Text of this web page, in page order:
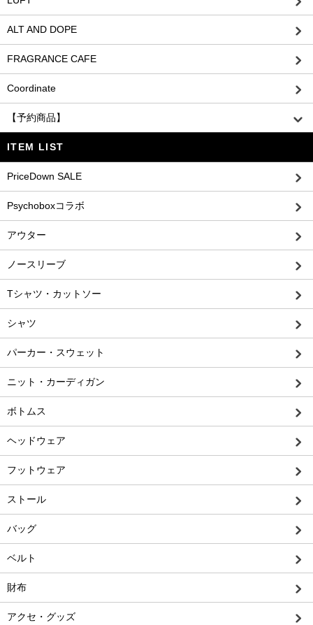
ALT AND DOPE
FRAGRANCE CAFE
Coordinate
【予約商品】
ITEM LIST
PriceDown SALE
Psychoboxコラボ
アウター
ノースリーブ
Tシャツ・カットソー
シャツ
パーカー・スウェット
ニット・カーディガン
ボトムス
ヘッドウェア
フットウェア
ストール
バッグ
ベルト
財布
アクセ・グッズ